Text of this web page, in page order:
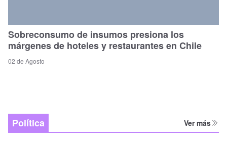
Sobreconsumo de insumos presiona los
márgenes de hoteles y restaurantes en Chile
02 de Agosto
Política Ver más